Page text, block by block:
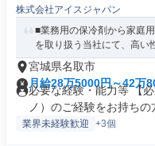
株式会社アイスジャパン
■業務用の保冷剤から家庭
を取り扱う当社にて、高い
宮城県名取市
月給28万5000円～42万
必要な経験・能力等 【
ノ）のご経験をお持ちの
業界未経験歓迎 +3個